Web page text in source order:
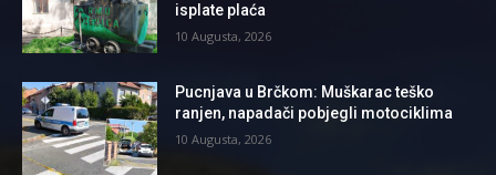
isplate plaća
10 Augusta, 2026
Pucnjava u Brčkom: Muškarac teško
ranjen, napadači pobjegli motociklima
10 Augusta, 2026